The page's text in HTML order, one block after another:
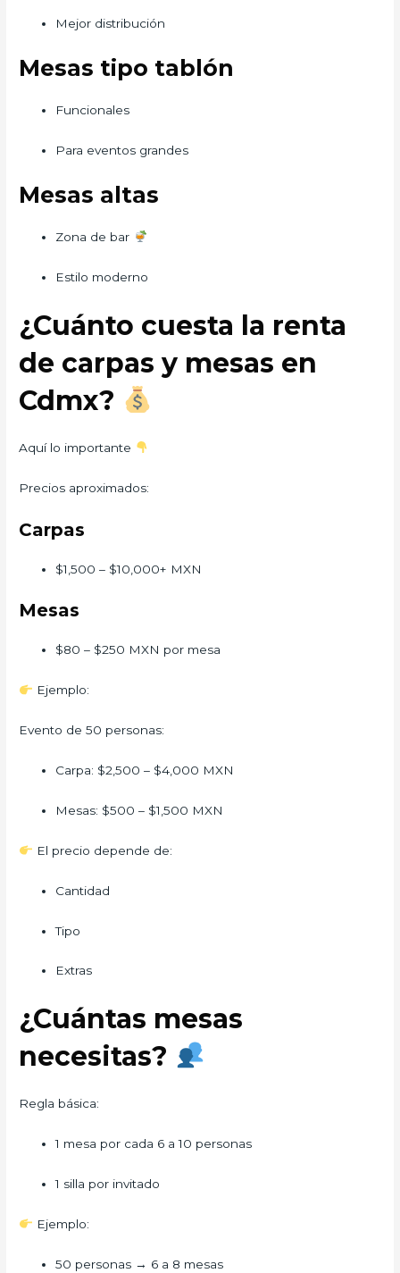
Mejor distribución
Mesas tipo tablón
Funcionales
Para eventos grandes
Mesas altas
Zona de bar
Estilo moderno
¿Cuánto cuesta la renta
de carpas y mesas en
Cdmx?
Aquí lo importante
Precios aproximados:
Carpas
$1,500 – $10,000+ MXN
Mesas
$80 – $250 MXN por mesa
Ejemplo:
Evento de 50 personas:
Carpa: $2,500 – $4,000 MXN
Mesas: $500 – $1,500 MXN
El precio depende de:
Cantidad
Tipo
Extras
¿Cuántas mesas
necesitas?
Regla básica:
1 mesa por cada 6 a 10 personas
1 silla por invitado
Ejemplo:
50 personas → 6 a 8 mesas